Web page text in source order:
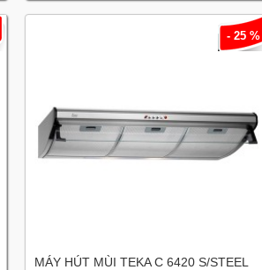
- 25 %
MÁY HÚT MÙI TEKA C 6420 S/STEEL